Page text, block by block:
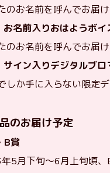
のお名前を呼んでお届
名前入りおはようボイ
のお名前を呼んでお届
イン入りデジタルブロ
しか手に入らない限定
のお届け予定
B賞
5月下旬〜6月上旬頃、